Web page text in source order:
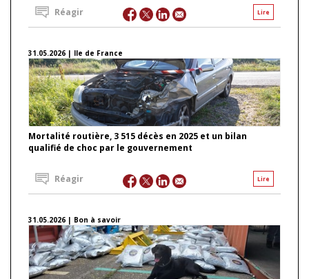
Lire
Réagir
31.05.2026 | Ile de France
Mortalité routière, 3 515 décès en 2025 et un bilan
qualifié de choc par le gouvernement
Lire
Réagir
31.05.2026 | Bon à savoir